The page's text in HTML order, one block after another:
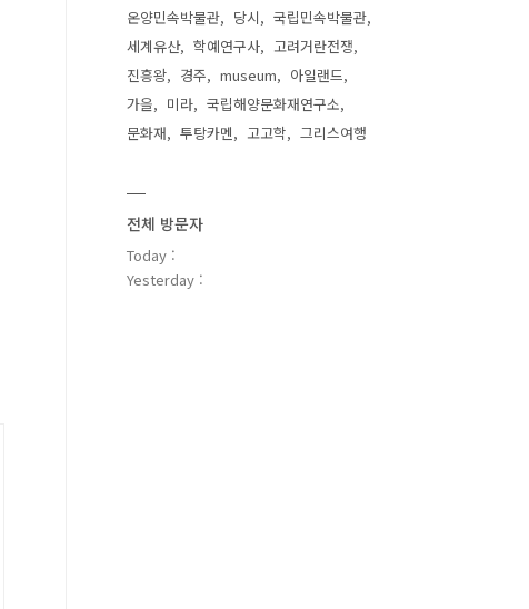
온양민속박물관
당시
국립민속박물관
세계유산
학예연구사
고려거란전쟁
진흥왕
경주 museum
아일랜드
가을
미라
국립해양문화재연구소
문화재
투탕카멘 고고학 그리스여행
전체 방문자
Today :
Yesterday :